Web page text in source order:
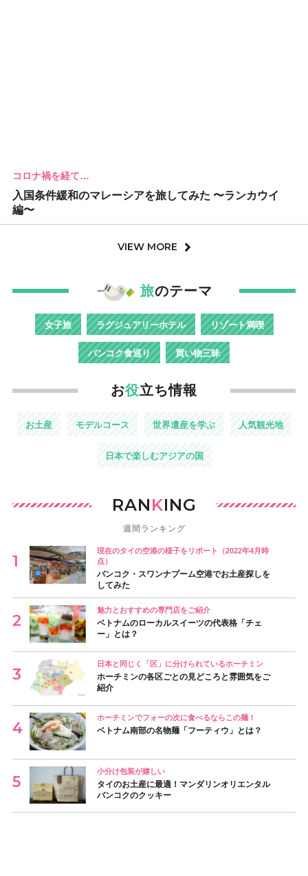
コロナ禍を経て…
入国条件緩和のマレーシアを旅してみた 〜ランカウイ
編〜
VIEW MORE
旅のテーマ
女子旅 ラグジュアリーホテル リゾート満喫
バンコク食巡り 買い物三昧
お役立ち情報
お土産 モデルコース 世界遺産を学ぶ 人気観光地
日本で楽しむアジアの国
RANKING
週間ランキング
現在のタイの空港の様子をリポート（2022年4月時
点）
バンコク・スワンナプーム空港でお土産探しを
してみた
魅力とおすすめの専門店をご紹介
ベトナムのローカルスイーツの代表格「チェ
ー」とは？
日本と同じく「区」に分けられているホーチミン
ホーチミンの各区ごとの見どころと雰囲気をご
紹介
ホーチミンでフォーの次に食べるならこの麺！
ベトナム南部の名物麺「フーティウ」とは？
小分け包装が嬉しい
タイのお土産に最適！マンダリンオリエンタル
バンコクのクッキー